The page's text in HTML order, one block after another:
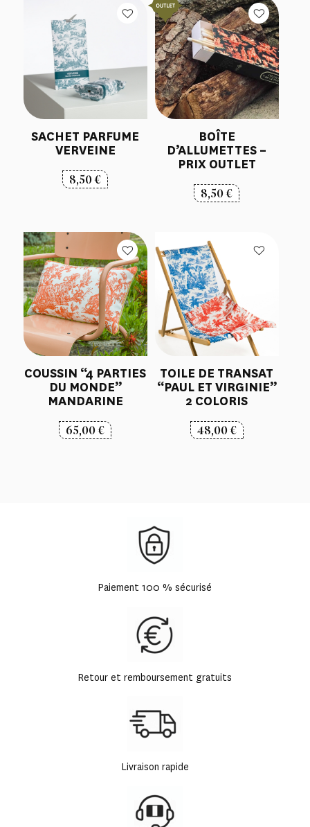
SACHET PARFUME
VERVEINE
8,50€
BOÎTE
D’ALLUMETTES –
PRIX OUTLET
8,50€
COUSSIN “4 PARTIES
DU MONDE”
MANDARINE
65,00€
TOILE DE TRANSAT
“PAUL ET VIRGINIE”
2 COLORIS
48,00€
Paiement 100 % sécurisé
Retour et remboursement gratuits
Livraison rapide